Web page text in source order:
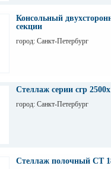
Консольный
секции
город: Санкт-Петербург
Стеллаж серии сгр
город: Санкт-Петербург
Стеллаж полочный СТ